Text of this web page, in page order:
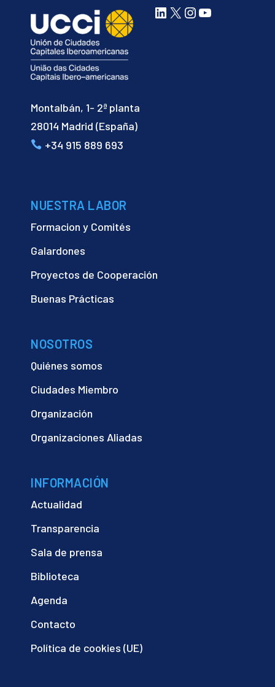
Montalbán, 1- 2ª planta
28014 Madrid (España)
+34 915 889 693
LinkedIn
X Instagram
YouTube
NUESTRA LABOR
Formacion y Comités
Galardones
Proyectos de Cooperación
Buenas Prácticas
NOSOTROS
Quiénes somos
Ciudades Miembro
Organización
Organizaciones Aliadas
INFORMACIÓN
Actualidad
Transparencia
Sala de prensa
Biblioteca
Agenda
Contacto
Política de cookies (UE)